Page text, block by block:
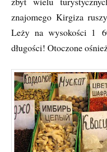
znajomego Kirgiza
Leży na wysokości 1
długości! Otoczone